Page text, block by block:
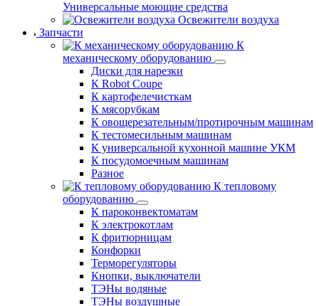
Универсальные моющие средства
Освежители воздуха
Запчасти
К
механическому оборудованию
Диски для нарезки
К Robot Coupe
К картофелечисткам
К мясорубкам
К овощерезательным/протирочным машинам
К тестомесильным машинам
К универсальной кухонной машине УКМ
К посудомоечным машинам
Разное
К тепловому
оборудованию
К пароконвектоматам
К электрокотлам
К фритюрницам
Конфорки
Терморегуляторы
Кнопки, выключатели
ТЭНы водяные
ТЭНы воздушные